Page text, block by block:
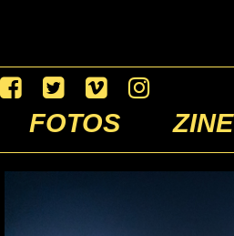
FOTOS ZINE